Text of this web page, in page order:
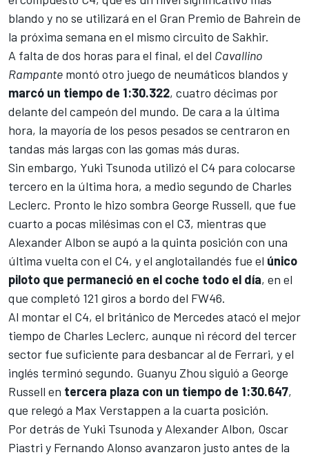
blando y no se utilizará en el Gran Premio de Bahrein de
la próxima semana en el mismo circuito de Sakhir.
A falta de dos horas para el final, el del Cavallino
Rampante montó otro juego de neumáticos blandos y
marcó un tiempo de 1:30.322, cuatro décimas por
delante del campeón del mundo. De cara a la última
hora, la mayoría de los pesos pesados se centraron en
tandas más largas con las gomas más duras.
Sin embargo, Yuki Tsunoda utilizó el C4 para colocarse
tercero en la última hora, a medio segundo de Charles
Leclerc. Pronto le hizo sombra George Russell, que fue
cuarto a pocas milésimas con el C3, mientras que
Alexander Albon se aupó a la quinta posición con una
última vuelta con el C4, y el anglotailandés fue el único
piloto que permaneció en el coche todo el día, en el
que completó 121 giros a bordo del FW46.
Al montar el C4, el británico de Mercedes atacó el mejor
tiempo de Charles Leclerc, aunque ni récord del tercer
sector fue suficiente para desbancar al de Ferrari, y el
inglés terminó segundo. Guanyu Zhou siguió a George
Russell en tercera plaza con un tiempo de 1:30.647,
que relegó a Max Verstappen a la cuarta posición.
Por detrás de Yuki Tsunoda y Alexander Albon, Oscar
Piastri y Fernando Alonso avanzaron justo antes de la